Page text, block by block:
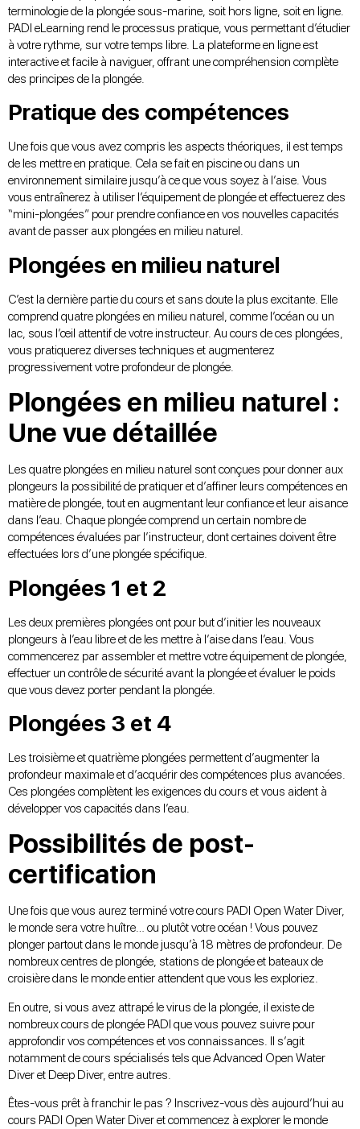
terminologie de la plongée sous-marine, soit hors ligne, soit en ligne.
PADI eLearning rend le processus pratique, vous permettant d’étudier
à votre rythme, sur votre temps libre. La plateforme en ligne est
interactive et facile à naviguer, offrant une compréhension complète
des principes de la plongée.
Pratique des compétences
Une fois que vous avez compris les aspects théoriques, il est temps
de les mettre en pratique. Cela se fait en piscine ou dans un
environnement similaire jusqu’à ce que vous soyez à l’aise. Vous
vous entraînerez à utiliser l’équipement de plongée et effectuerez des
“mini-plongées” pour prendre confiance en vos nouvelles capacités
avant de passer aux plongées en milieu naturel.
Plongées en milieu naturel
C’est la dernière partie du cours et sans doute la plus excitante. Elle
comprend quatre plongées en milieu naturel, comme l’océan ou un
lac, sous l’œil attentif de votre instructeur. Au cours de ces plongées,
vous pratiquerez diverses techniques et augmenterez
progressivement votre profondeur de plongée.
Plongées en milieu naturel :
Une vue détaillée
Les quatre plongées en milieu naturel sont conçues pour donner aux
plongeurs la possibilité de pratiquer et d’affiner leurs compétences en
matière de plongée, tout en augmentant leur confiance et leur aisance
dans l’eau. Chaque plongée comprend un certain nombre de
compétences évaluées par l’instructeur, dont certaines doivent être
effectuées lors d’une plongée spécifique.
Plongées 1 et 2
Les deux premières plongées ont pour but d’initier les nouveaux
plongeurs à l’eau libre et de les mettre à l’aise dans l’eau. Vous
commencerez par assembler et mettre votre équipement de plongée,
effectuer un contrôle de sécurité avant la plongée et évaluer le poids
que vous devez porter pendant la plongée.
Plongées 3 et 4
Les troisième et quatrième plongées permettent d’augmenter la
profondeur maximale et d’acquérir des compétences plus avancées.
Ces plongées complètent les exigences du cours et vous aident à
développer vos capacités dans l’eau.
Possibilités de post-
certification
Une fois que vous aurez terminé votre cours PADI Open Water Diver,
le monde sera votre huître… ou plutôt votre océan ! Vous pouvez
plonger partout dans le monde jusqu’à 18 mètres de profondeur. De
nombreux centres de plongée, stations de plongée et bateaux de
croisière dans le monde entier attendent que vous les exploriez.
En outre, si vous avez attrapé le virus de la plongée, il existe de
nombreux cours de plongée PADI que vous pouvez suivre pour
approfondir vos compétences et vos connaissances. Il s’agit
notamment de cours spécialisés tels que Advanced Open Water
Diver et Deep Diver, entre autres.
Êtes-vous prêt à franchir le pas ? Inscrivez-vous dès aujourd’hui au
cours PADI Open Water Diveret commencez à explorer le monde